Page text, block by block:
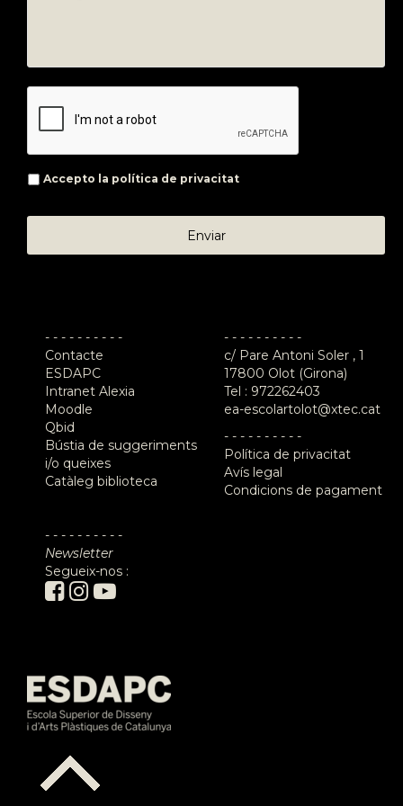
Accepto la política de privacitat
- - - - - - - - - -
Contacte
ESDAPC
Intranet Alexia
Moodle
Qbid
Bústia de suggeriments
i/o queixes
Catàleg biblioteca
- - - - - - - - - -
Newsletter
Segueix-nos :
- - - - - - - - - -
c/ Pare Antoni Soler , 1
17800 Olot (Girona)
Tel : 972262403
ea-escolartolot@xtec.cat
- - - - - - - - - -
Política de privacitat
Avís legal
Condicions de pagament